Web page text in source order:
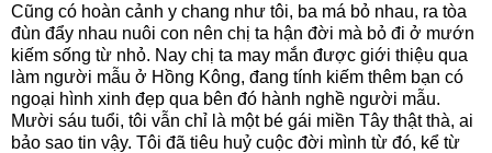
Cũng có hoàn cảnh y chang như tôi, ba má bỏ nhau, ra tòa
đùn đẩy nhau nuôi con nên chị ta hận đời mà bỏ đi ở mướn
kiếm sống từ nhỏ. Nay chị ta may mắn được giới thiệu qua
làm người mẫu ở Hồng Kông, đang tính kiếm thêm bạn có
ngoại hình xinh đẹp qua bên đó hành nghề người mẫu.
Mười sáu tuổi, tôi vẫn chỉ là một bé gái miền Tây thật thà, ai
bảo sao tin vậy. Tôi đã tiêu huỷ cuộc đời mình từ đó, kể từ